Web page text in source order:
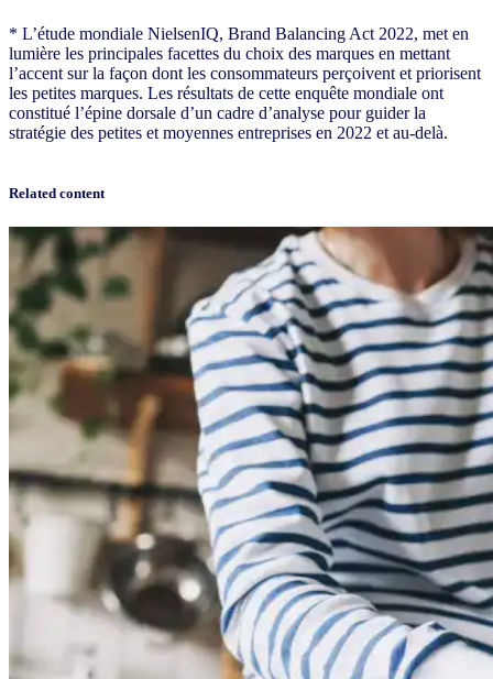
* L’étude mondiale NielsenIQ, Brand Balancing Act 2022, met en
lumière les principales facettes du choix des marques en mettant
l’accent sur la façon dont les consommateurs perçoivent et priorisent
les petites marques. Les résultats de cette enquête mondiale ont
constitué l’épine dorsale d’un cadre d’analyse pour guider la
stratégie des petites et moyennes entreprises en 2022 et au-delà.
Related content